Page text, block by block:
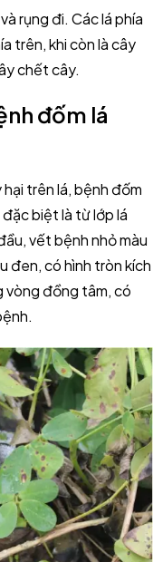
rụng đi. Các lá phía
trên, khi còn là cây
chết cây.
đốm lá
trên lá, bệnh đốm
biệt là từ lớp lá
vết bệnh nhỏ màu
đen, có hình tròn kích
vòng đồng tâm, có